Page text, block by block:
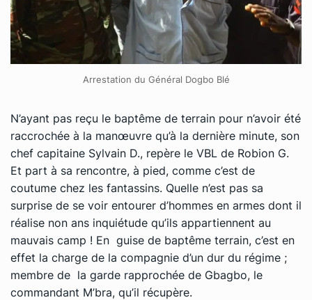
Arrestation du Général Dogbo Blé
N’ayant pas reçu le baptême de terrain pour n’avoir été
raccrochée à la manœuvre qu’à la dernière minute, son
chef capitaine Sylvain D., repère le VBL de Robion G.
Et part à sa rencontre, à pied, comme c’est de
coutume chez les fantassins. Quelle n’est pas sa
surprise de se voir entourer d’hommes en armes dont il
réalise non ans inquiétude qu’ils appartiennent au
mauvais camp ! En guise de baptême terrain, c’est en
effet la charge de la compagnie d’un dur du régime ;
membre de la garde rapprochée de Gbagbo, le
commandant M’bra, qu’il récupère.